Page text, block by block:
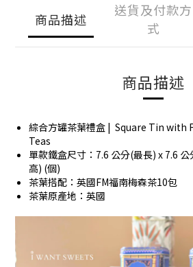
商品描述
送貨及付款方
式
商品描述
綜合方罐茶葉禮盒 | Square Tin with
Teas
單款鐵盒尺寸：7.6 公分(最長) x 7.6
高) (個)
茶葉搭配：英國FM福南梅森茶10包
茶葉原產地：英國